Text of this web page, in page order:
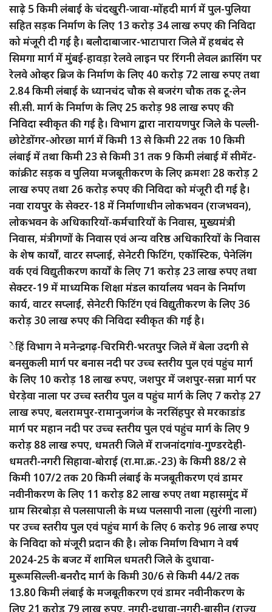
साढ़े 5 किमी लंबाई के चंदखुरी-जावा-मोंहदी मार्ग में पुल-पुलिया
सहित सड़क निर्माण के लिए 13 करोड़ 34 लाख रुपए की निविदा
को मंजूरी दी गई है। बलौदाबाजार-भाटापारा जिले में हथबंद से
सिमगा मार्ग में मुंबई-हावड़ा रेलवे लाइन पर रिंगनी लेवल क्रासिंग पर
रेलवे ओव्हर ब्रिज के निर्माण के लिए 40 करोड़ 72 लाख रुपए तथा
2.84 किमी लंबाई के ध्यानचंद चौक से बजरंग चौक तक टू-लेन
सी.सी. मार्ग के निर्माण के लिए 25 करोड़ 98 लाख रुपए की
निविदा स्वीकृत की गई है। विभाग द्वारा नारायणपुर जिले के पल्ली-
छोटेडोंगर-ओरछा मार्ग में किमी 13 से किमी 22 तक 10 किमी
लंबाई में तथा किमी 23 से किमी 31 तक 9 किमी लंबाई में सीमेंट-
कांक्रीट सड़क व पुलिया मजबूतीकरण के लिए क्रमशः 28 करोड़ 2
लाख रुपए तथा 26 करोड़ रुपए की निविदा को मंजूरी दी गई है।
नवा रायपुर के सेक्टर-18 में निर्माणाधीन लोकभवन (राजभवन),
लोकभवन के अधिकारियों-कर्मचारियों के निवास, मुख्यमंत्री
निवास, मंत्रीगणों के निवास एवं अन्य वरिष्ठ अधिकारियों के निवास
के शेष कार्यों, वाटर सप्लाई, सेनेटरी फिटिंग, एकॉस्टिक, पेनेलिंग
वर्क एवं विद्युतीकरण कार्यों के लिए 71 करोड़ 23 लाख रुपए तथा
सेक्टर-19 में माध्यमिक शिक्षा मंडल कार्यालय भवन के निर्माण
कार्य, वाटर सप्लाई, सेनेटरी फिटिंग एवं विद्युतीकरण के लिए 36
करोड़ 30 लाख रुपए की निविदा स्वीकृत की गई है।
ेहिं विभाग ने मनेन्द्रगढ़-चिरमिरी-भरतपुर जिले में बेला उदगी से
बनसुकली मार्ग पर बनास नदी पर उच्च स्तरीय पुल एवं पहुंच मार्ग
के लिए 10 करोड़ 18 लाख रुपए, जशपुर में जशपुर-सन्ना मार्ग पर
घेरड़ेवा नाला पर उच्च स्तरीय पुल व पहुंच मार्ग के लिए 7 करोड़ 27
लाख रुपए, बलरामपुर-रामानुजगंज के नरसिंहपुर से मरकाडांड
मार्ग पर महान नदी पर उच्च स्तरीय पुल एवं पहुंच मार्ग के लिए 9
करोड़ 88 लाख रुपए, धमतरी जिले में राजनांदगांव-गुण्डरदेही-
धमतरी-नगरी सिहावा-बोराई (रा.मा.क्र.-23) के किमी 88/2 से
किमी 107/2 तक 20 किमी लंबाई के मजबूतीकरण एवं डामर
नवीनीकरण के लिए 11 करोड़ 82 लाख रुपए तथा महासमुंद में
ग्राम सिरबोड़ा से पलसापाली के मध्य पलसापी नाला (सुरंगी नाला)
पर उच्च स्तरीय पुल एवं पहुंच मार्ग के लिए 6 करोड़ 96 लाख रुपए
के निविदा को मंजूरी प्रदान की है। लोक निर्माण विभाग ने वर्ष
2024-25 के बजट में शामिल धमतरी जिले के दुधावा-
मुरूमसिल्ली-बनरौद मार्ग के किमी 30/6 से किमी 44/2 तक
13.80 किमी लंबाई के मजबूतीकरण एवं डामर नवीनीकरण के
लिए 21 करोड़ 79 लाख रुपए, नगरी-दुधावा-नगरी-बासीन (राज्य